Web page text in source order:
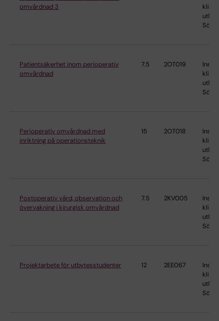
omvårdnad 3
Patientsäkerhet inom perioperativ
omvårdnad
7.5 2OT019
Perioperativ omvårdnad med
inriktning på operationsteknik
15 2OT018
Postoperativ vård, observation och
övervakning i kirurgisk omvårdnad
7.5 2KV005
Projektarbete för utbytesstudenter 12 2EE067